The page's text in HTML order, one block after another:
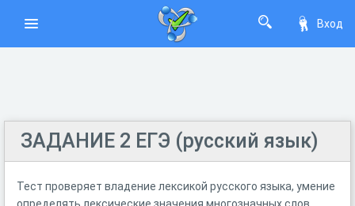
Вход
ЗАДАНИЕ 2 ЕГЭ (русский язык)
Тест проверяет владение лексикой русского языка, умение